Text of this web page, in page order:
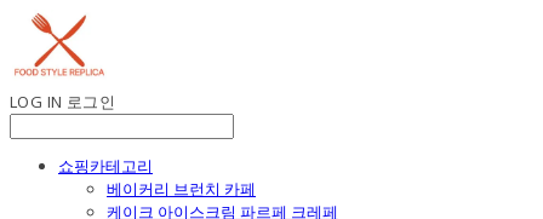
LOG IN 로그인
쇼핑카테고리
베이커리 브런치 카페
케이크 아이스크림 파르페 크레페